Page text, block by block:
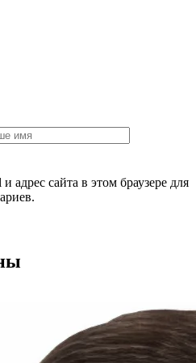
адрес сайта в этом браузере для